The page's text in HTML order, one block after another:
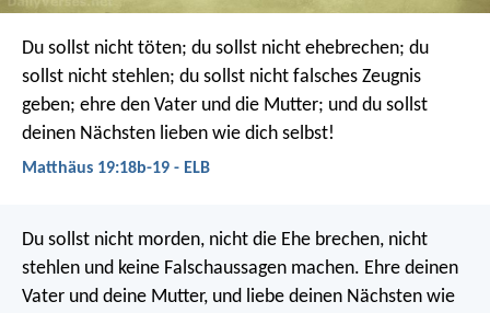
Du sollst nicht töten; du sollst nicht ehebrechen; du
sollst nicht stehlen; du sollst nicht falsches Zeugnis
geben; ehre den Vater und die Mutter; und du sollst
deinen Nächsten lieben wie dich selbst!
Matthäus 19:18b-19 - ELB
Du sollst nicht morden, nicht die Ehe brechen, nicht
stehlen und keine Falschaussagen machen. Ehre deinen
Vater und deine Mutter, und liebe deinen Nächsten wie